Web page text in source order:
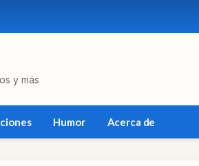
y más
Humor Acerca de